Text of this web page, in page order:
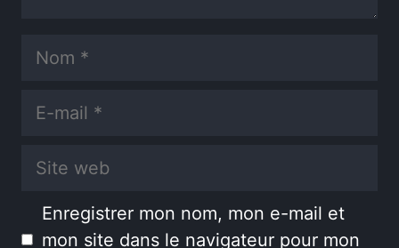
Nom
E-
Site
Enregistrer mon nom, mon e-mail et
mon site dans le navigateur pour mon